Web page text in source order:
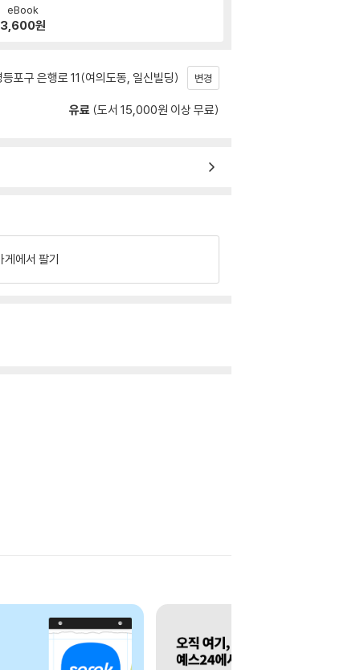
eBook
3,600원
포구 은행로 11(여의도동, 일신빌딩) 변경
유료 (도서 15,000원 이상 무료)
게에서 팔기